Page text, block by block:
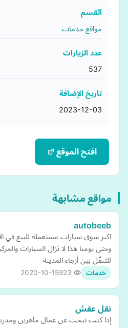
القسم
مواقع خدمات
عدد الزيارات
537
تاريخ الإضافة
2023-12-03
افتح الموقع
مواقع مشابهة
autobeeb
اكبر سوق سيارات مستعملة للبيع في
وحتى يومنا هذا لا تزال السيارات
للتنقّل بين أرجاء المدينة
خدمات 2020-10-15
نقل عفش
إذا كنت تبحث عن عمال ماهرين